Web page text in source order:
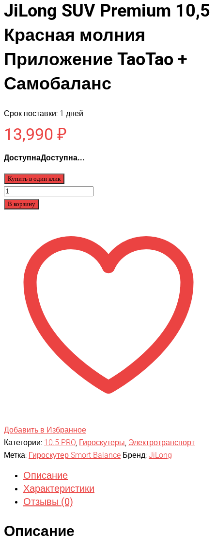
JiLong SUV Premium 10,5
Красная молния
Приложение TaoTao +
Самобаланс
Срок поставки: 1 дней
13,990 ₽
ДоступнаДоступна...
Купить в один клик
Количество
товара
Красная
молния
Приложение
TaoTao
Самобаланс
В корзину
Добавить в Избранное
Категории: 10.5 PRO Гироскутеры Электротранспорт
Метка: Гироскутер Smort Balance Бренд: JiLong
Описание
Характеристики
Отзывы (0)
Описание